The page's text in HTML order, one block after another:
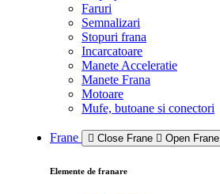
Faruri
Semnalizari
Stopuri frana
Incarcatoare
Manete Acceleratie
Manete Frana
Motoare
Mufe, butoane si conectori
Frane Close Frane Open Frane
Elemente de franare